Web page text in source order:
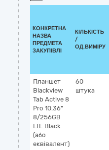
КОНКРЕТНА
НАЗВА
ПРЕДМЕТА
ЗАКУПІВЛІ
КІЛЬКІСТЬ
/
ОД.ВИМІРУ
Планшет
Blackview
Tab Active 8
Pro 10.36"
8/256GB
LTE Black
(або
еквівалент)
60
штука